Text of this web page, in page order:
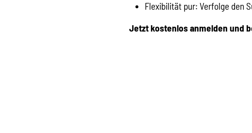
Flexibilität pur: Verfolge den
Jetzt kostenlos anmelden und